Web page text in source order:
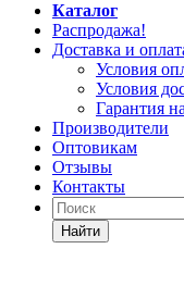
Каталог
Распродажа!
Доставка и
Условия
Условия
Гарантия
Производители
Оптовикам
Отзывы
Контакты
Найти